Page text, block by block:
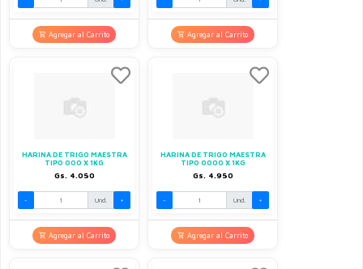
Agregar al Carrito Agregar al Carrito
HARINA DE TRIGO MAESTRA
TIPO 000 X 1KG
Gs. 4.050
- Und. +
Agregar al Carrito
HARINA DE TRIGO MAESTRA
TIPO 0000 X 1KG
Gs. 4.950
- Und. +
Agregar al Carrito